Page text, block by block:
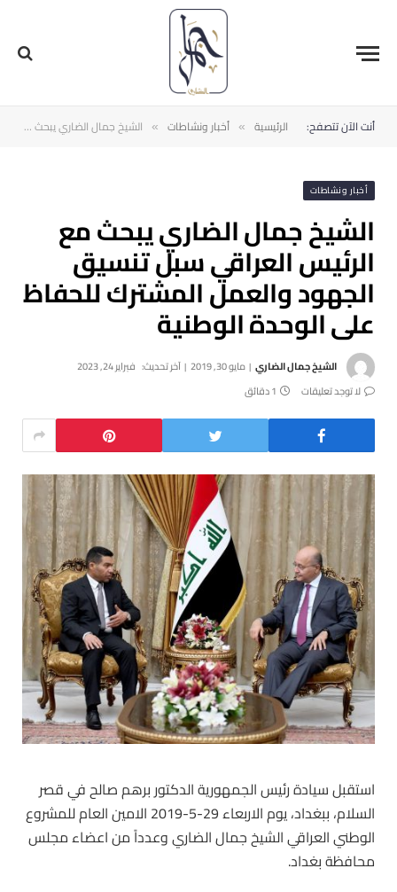
أنت الآن تتصفح: الرئيسية » أخبار ونشاطات » الشيخ جمال الضاري يبحث مع الرئيس العراقي سبل تنسيق الجهود والعمل المشترك للحفاظ على الوحدة الوطنية
أخبار ونشاطات
الشيخ جمال الضاري يبحث مع
الرئيس العراقي سبل تنسيق
الجهود والعمل المشترك للحفاظ
على الوحدة الوطنية
الشيخ جمال الضاري مايو 30, 2019 آخر تحديث: فبراير 24, 2023
لا توجد تعليقات
1 دقائق
استقبل سيادة رئيس الجمهورية الدكتور برهم صالح في قصر
السلام، ببغداد، يوم الاربعاء 29-5-2019 الامين العام للمشروع
الوطني العراقي الشيخ جمال الضاري وعدداً من اعضاء مجلس
محافظة بغداد.